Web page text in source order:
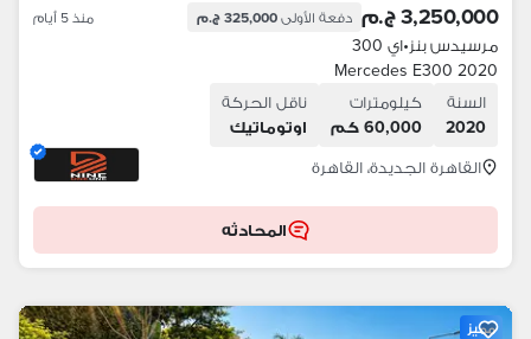
3,250,000 ج.م دفعة الأولى 325,000 ج.م منذ 5 أيام
مرسيدس بنز•اي 300
Mercedes E300 2020
السنة
2020
كيلومترات
60,000 كم
ناقل الحركة
اوتوماتيك
القاهرة الجديدة، القاهرة
المحادثه
مميز